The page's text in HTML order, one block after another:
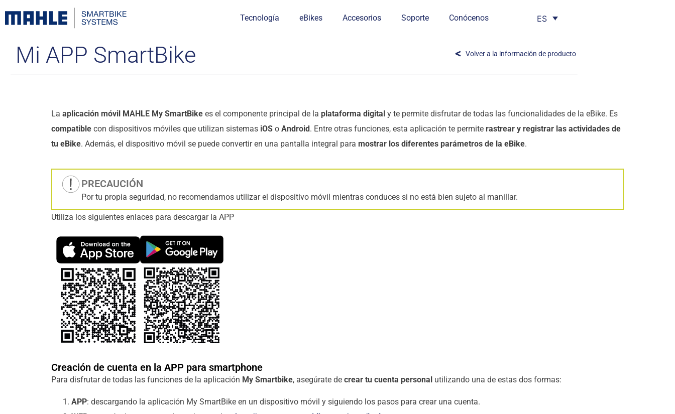
Tecnología eBikes Accesorios Soporte Conócenos ES
Mi APP SmartBike Volver a la información de producto
La aplicación móvil MAHLE My SmartBike es el componente principal de la plataforma digital y te permite disfrutar de todas las funcionalidades de la eBike. Es
compatible con dispositivos móviles que utilizan sistemas iOS o Android. Entre otras funciones, esta aplicación te permite rastrear y registrar las actividades de
tu eBike. Además, el dispositivo móvil se puede convertir en una pantalla integral para mostrar los diferentes parámetros de la eBike.
PRECAUCIÓN
Por tu propia seguridad, no recomendamos utilizar el dispositivo móvil mientras conduces si no está bien sujeto al manillar.
Utiliza los siguientes enlaces para descargar la APP
Creación de cuenta en la APP para smartphone
Para disfrutar de todas las funciones de la aplicación My Smartbike, asegúrate de crear tu cuenta personal utilizando una de estas dos formas:
APP: descargando la aplicación My SmartBike en un dispositivo móvil y siguiendo los pasos para crear una cuenta.